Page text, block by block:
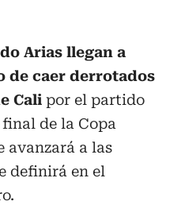
Arias llegan a
de caer derrotados
Cali por el partido
de la Copa
avanzará a las
definirá en el